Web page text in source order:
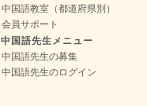
中国語教室（都道府県別）
会員サポート
中国語先生メニュー
中国語先生の募集
中国語先生のログイン